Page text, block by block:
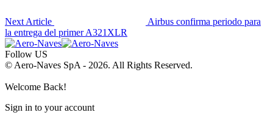
Next Article
Airbus confirma periodo para
la entrega del primer A321XLR
Follow US
© Aero-Naves SpA - 2026. All Rights Reserved.
Welcome Back!
Sign in to your account